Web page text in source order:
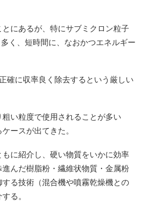
にあるが、特にサブミクロン粒子
く、短時間に、なおかつエネルギー
確に収率良く除去するという厳しい
い粒度で使用されることが多い
ースが出てきた。
に紹介し、硬い物質をいかに効率
んだ樹脂粉・繊維状物質・金属粉
る技術（混合機や噴霧乾燥機との
る。